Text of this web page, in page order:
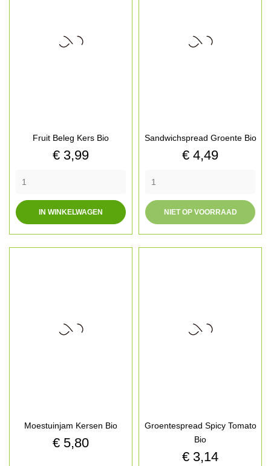
Fruit Beleg Kers Bio
Prijs
€ 3,99
IN WINKELWAGEN
Sandwichspread Groente Bio
Prijs
€ 4,49
NIET OP VOORRAAD
Moestuinjam Kersen Bio
Prijs
€ 5,80
Groentespread Spicy Tomato
Bio
Prijs
€ 3,14